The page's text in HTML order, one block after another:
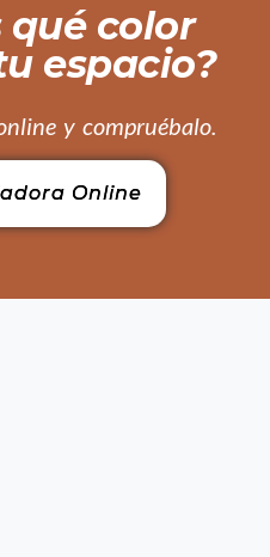
qué color
espacio?
y compruébalo.
Online